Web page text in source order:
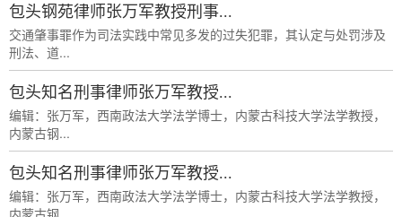
包头钢苑律师张万军教授刑事...
交通肇事罪作为司法实践中常见多发的过失犯罪，其认定与处罚涉及
刑法、道...
包头知名刑事律师张万军教授...
编辑：张万军，西南政法大学法学博士，内蒙古科技大学法学教授，
内蒙古钢...
包头知名刑事律师张万军教授...
编辑：张万军，西南政法大学法学博士，内蒙古科技大学法学教授，
内蒙古钢...